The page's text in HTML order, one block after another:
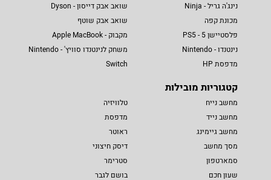
נינג'ה גריל - Ninja
מכונת קפה
פלסטיישן 5 - PS5
נינטנדו - Nintendo
מדפסת HP
שואב אבק דייסון - Dyson
שואב אבק שוטף
מקבוק - Apple MacBook
משחק לנינטנדו סוויץ' - Nintendo
Switch
קטגוריות מובילות
מחשב נייח
מחשב נייד
מחשב גיימינג
מסך מחשב
סמארטפון
שעון חכם
טלוויזיה
מדפסת
ראוטר
דיסק חיצוני
סטרימר
בושם לגבר